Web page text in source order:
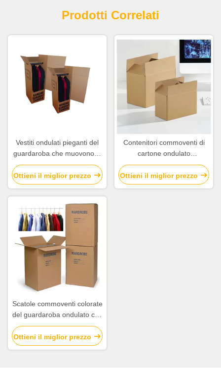
Prodotti Correlati
Vestiti ondulati pieganti del
guardaroba che muovono la
scatola di stoccaggio
Ottieni il miglior prezzo
Contenitori commoventi di
cartone ondulato
commovente di Brown per la
carta della cassetta delle
lettere
Ottieni il miglior prezzo
Scatole commoventi colorate
del guardaroba ondulato che
imballano cartone di carta
ondulato più le barre
Ottieni il miglior prezzo